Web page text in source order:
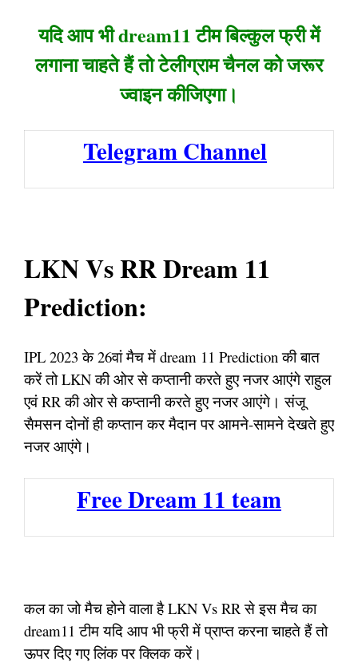
यदि आप भी dream11 टीम बिल्कुल फ्री में
लगाना चाहते हैं तो टेलीग्राम चैनल को जरूर
ज्वाइन कीजिएगा।
Telegram Channel
LKN Vs RR Dream 11
Prediction:
IPL 2023 के 26वां मैच में dream 11 Prediction की बात
करें तो LKN की ओर से कप्तानी करते हुए नजर आएंगे राहुल
एवं RR की ओर से कप्तानी करते हुए नजर आएंगे। संजू
सैमसन दोनों ही कप्तान कर मैदान पर आमने-सामने देखते हुए
नजर आएंगे।
Free Dream 11 team
कल का जो मैच होने वाला है LKN Vs RR से इस मैच का
dream11 टीम यदि आप भी फ्री में प्राप्त करना चाहते हैं तो
ऊपर दिए गए लिंक पर क्लिक करें।